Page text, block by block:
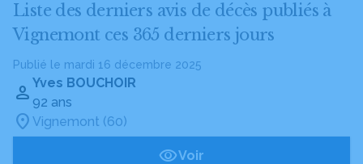
Liste des derniers avis de décès publiés à
Vignemont ces 365 derniers jours
Publié le mardi 16 décembre 2025
Yves BOUCHOIR
92 ans
Vignemont (60)
Voir